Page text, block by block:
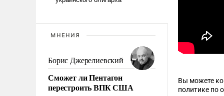
МНЕНИЯ
Борис Джерелиевский
Сможет ли Пентагон
перестроить ВПК США
Вы можете
политике по